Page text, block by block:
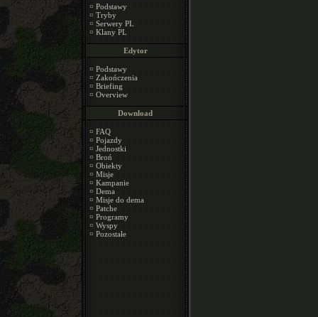
¤ Podstawy
¤ Tryby
¤ Serwery PL
¤ Klany PL
Edytor
¤ Podstawy
¤ Zakończenia
¤ Briefing
¤ Overview
Download
¤ FAQ
¤ Pojazdy
¤ Jednostki
¤ Broń
¤ Obiekty
¤ Misje
¤ Kampanie
¤ Dema
¤ Misje do dema
¤ Patche
¤ Programy
¤ Wyspy
¤ Pozostałe